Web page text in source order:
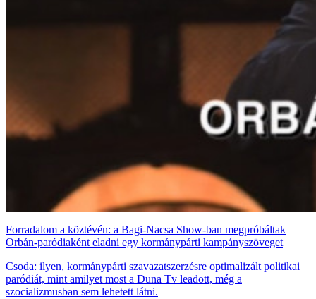
Forradalom a köztévén: a Bagi-Nacsa Show-ban megpróbáltak
Orbán-paródiaként eladni egy kormánypárti kampányszöveget
Csoda: ilyen, kormánypárti szavazatszerzésre optimalizált politikai
paródiát, mint amilyet most a Duna Tv leadott, még a
szocializmusban sem lehetett látni.